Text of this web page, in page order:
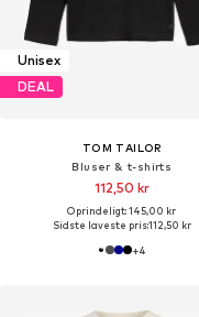
Unisex
DEAL
TOM TAILOR
Bluser & t-shirts
112,50 kr
Oprindeligt: 145,00 kr
Sidste laveste pris:112,50 kr
+4